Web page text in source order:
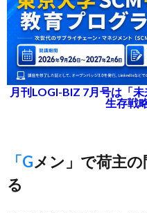
月刊LOGI-BIZ 7月号は「
生存戦
「Gメン」で荷主の問題行為を未然防止す
る